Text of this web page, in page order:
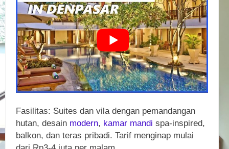
Fasilitas: Suites dan vila dengan pemandangan
hutan, desain modern, kamar mandi spa-inspired,
balkon, dan teras pribadi. Tarif menginap mulai